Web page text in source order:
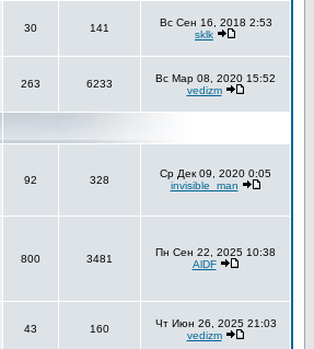
30 141
Вс Сен 16, 2018 2:53
sklk
263 6233
Вс Мар 08, 2020 15:52
vedizm
92 328
Ср Дек 09, 2020 0:05
invisible_man
800 3481
Пн Сен 22, 2025 10:38
AlDF
43 160
Чт Июн 26, 2025 21:03
vedizm